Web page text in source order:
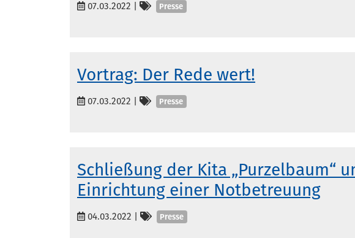
07.03.2022 | Kategorien
Presse
Vortrag: Der Rede wert!
07.03.2022 | Kategorien
Presse
Schließung der Kita „Purzelbaum“
Einrichtung einer Notbetreuung
04.03.2022 | Kategorien
Presse